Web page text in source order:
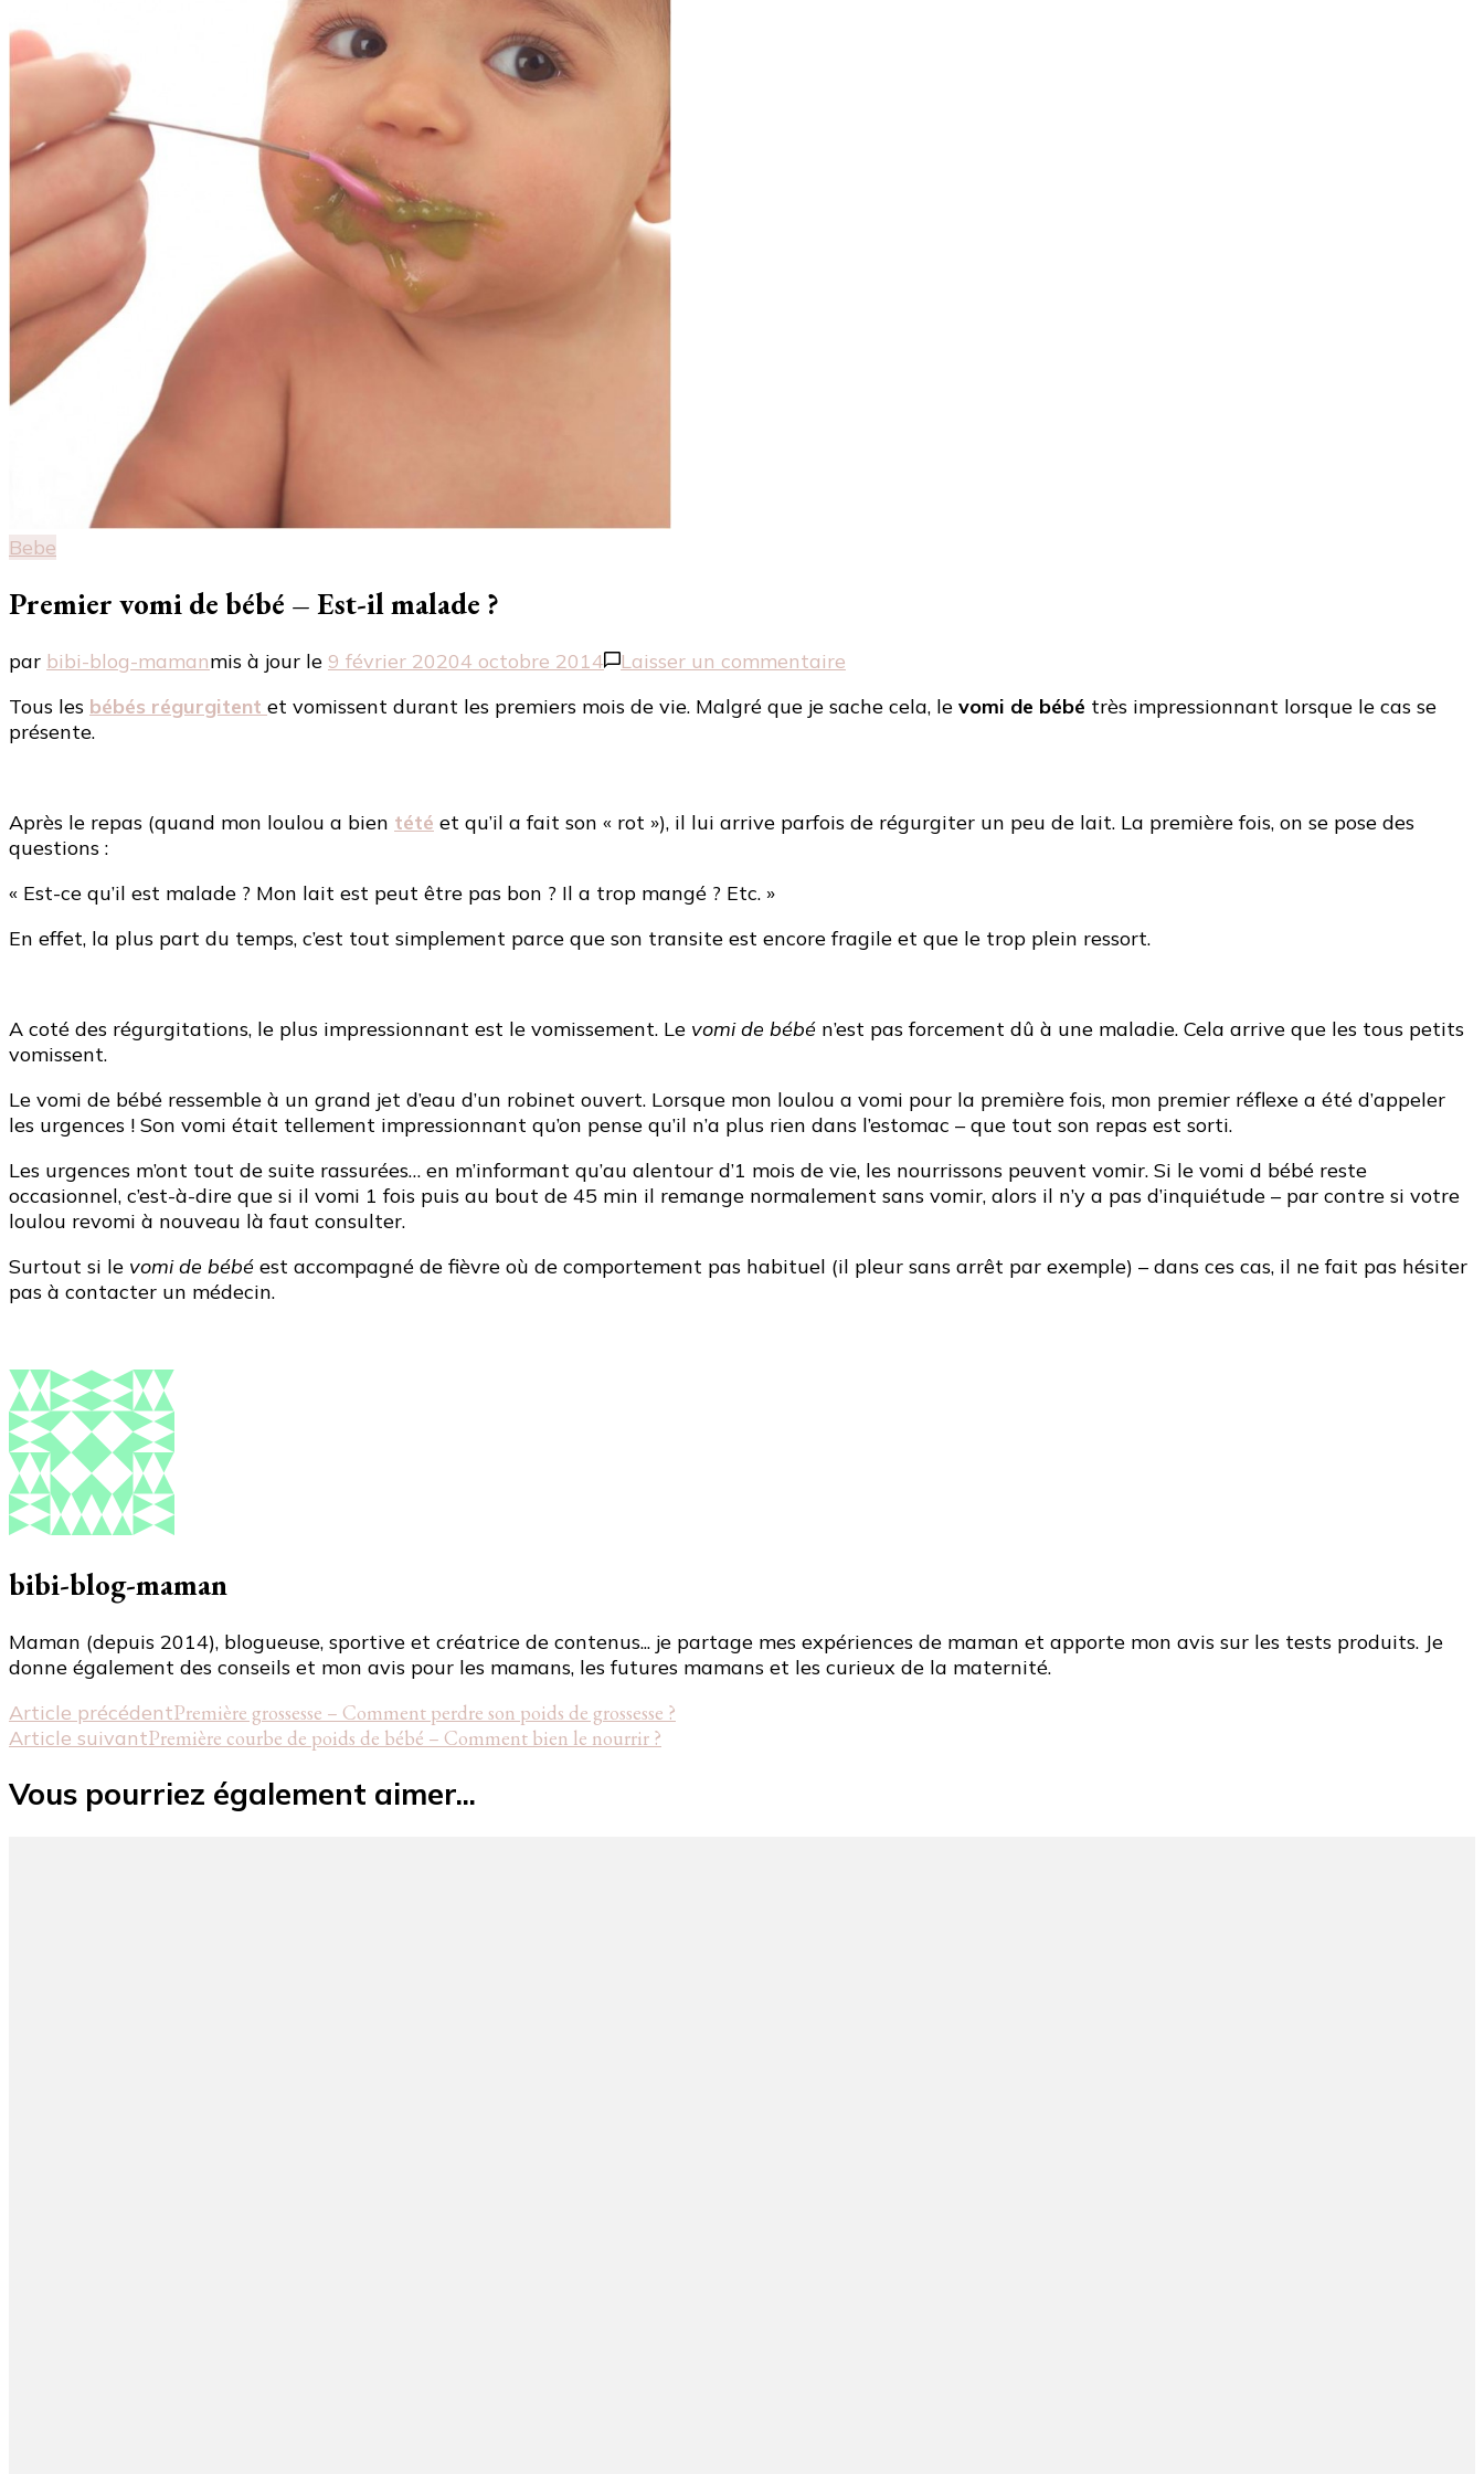
Bebe
Premier vomi de bébé – Est-il malade ?
par bibi-blog-mamanmis à jour le 9 février 20204 octobre 2014 Laisser un commentaire
vomi
Est-
il
Tous les bébés régurgitent et vomissent durant les premiers mois de vie. Malgré que je sache cela, le vomi de bébé très impressionnant lorsque le cas se
présente.
Après le repas (quand mon loulou a bien tété et qu’il a fait son « rot »), il lui arrive parfois de régurgiter un peu de lait. La première fois, on se pose des
questions :
« Est-ce qu’il est malade ? Mon lait est peut être pas bon ? Il a trop mangé ? Etc. »
En effet, la plus part du temps, c’est tout simplement parce que son transite est encore fragile et que le trop plein ressort.
A coté des régurgitations, le plus impressionnant est le vomissement. Le vomi de bébé n’est pas forcement dû à une maladie. Cela arrive que les tous petits
vomissent.
Le vomi de bébé ressemble à un grand jet d’eau d’un robinet ouvert. Lorsque mon loulou a vomi pour la première fois, mon premier réflexe a été d’appeler
les urgences ! Son vomi était tellement impressionnant qu’on pense qu’il n’a plus rien dans l’estomac – que tout son repas est sorti.
Les urgences m’ont tout de suite rassurées… en m’informant qu’au alentour d’1 mois de vie, les nourrissons peuvent vomir. Si le vomi d bébé reste
occasionnel, c’est-à-dire que si il vomi 1 fois puis au bout de 45 min il remange normalement sans vomir, alors il n’y a pas d’inquiétude – par contre si votre
loulou revomi à nouveau là faut consulter.
Surtout si le vomi de bébé est accompagné de fièvre où de comportement pas habituel (il pleur sans arrêt par exemple) – dans ces cas, il ne fait pas hésiter
pas à contacter un médecin.
bibi-blog-maman
Maman (depuis 2014), blogueuse, sportive et créatrice de contenus... je partage mes expériences de maman et apporte mon avis sur les tests produits. Je
donne également des conseils et mon avis pour les mamans, les futures mamans et les curieux de la maternité.
Navigation
d'article
Article précédentPremière grossesse – Comment perdre son poids de grossesse ?
Article suivantPremière courbe de poids de bébé – Comment bien le nourrir ?
Vous pourriez également aimer...